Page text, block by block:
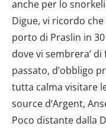
anche per lo
Digue, vi ricordo
porto di Praslin in
dove vi sembrera’
passato, d’obbligo
tutta calma visitare
source d’Argent,
Poco distante dalla